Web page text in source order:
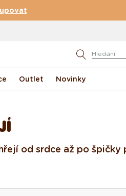
Hledání
Outlet Novinky
od srdce až po špičky